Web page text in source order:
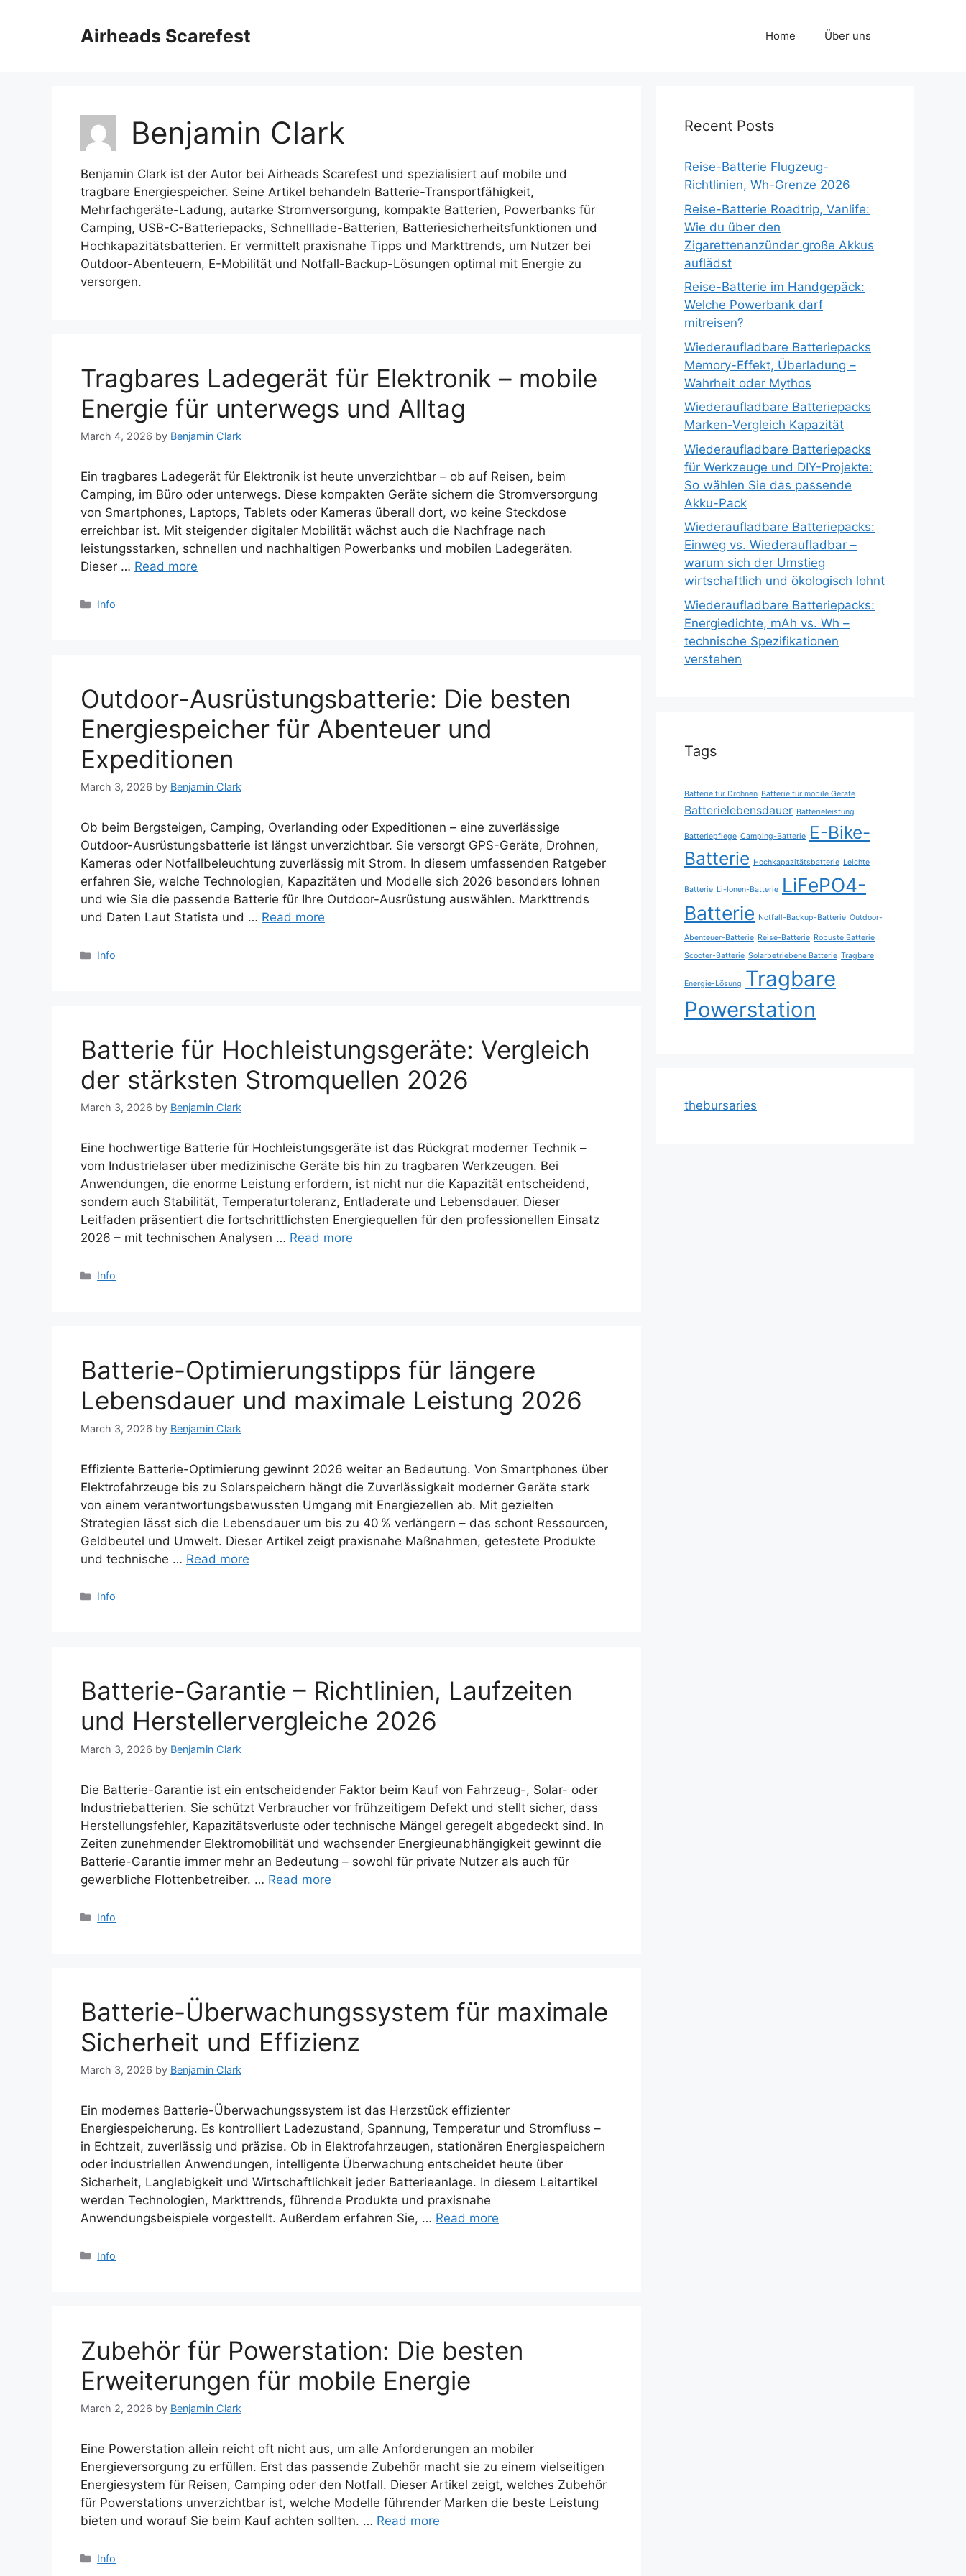
Airheads Scarefest Home Über uns
Benjamin Clark
Benjamin Clark ist der Autor bei Airheads Scarefest und spezialisiert auf mobile und
tragbare Energiespeicher. Seine Artikel behandeln Batterie-Transportfähigkeit,
Mehrfachgeräte-Ladung, autarke Stromversorgung, kompakte Batterien, Powerbanks für
Camping, USB-C-Batteriepacks, Schnelllade-Batterien, Batteriesicherheitsfunktionen und
Hochkapazitätsbatterien. Er vermittelt praxisnahe Tipps und Markttrends, um Nutzer bei
Outdoor-Abenteuern, E-Mobilität und Notfall-Backup-Lösungen optimal mit Energie zu
versorgen.
Tragbares Ladegerät für Elektronik – mobile
Energie für unterwegs und Alltag
March 4, 2026 by Benjamin Clark
Ein tragbares Ladegerät für Elektronik ist heute unverzichtbar – ob auf Reisen, beim
Camping, im Büro oder unterwegs. Diese kompakten Geräte sichern die Stromversorgung
von Smartphones, Laptops, Tablets oder Kameras überall dort, wo keine Steckdose
erreichbar ist. Mit steigender digitaler Mobilität wächst auch die Nachfrage nach
leistungsstarken, schnellen und nachhaltigen Powerbanks und mobilen Ladegeräten.
Dieser … Read more
Categories
Info
Outdoor-Ausrüstungsbatterie: Die besten
Energiespeicher für Abenteuer und
Expeditionen
March 3, 2026 by Benjamin Clark
Ob beim Bergsteigen, Camping, Overlanding oder Expeditionen – eine zuverlässige
Outdoor-Ausrüstungsbatterie ist längst unverzichtbar. Sie versorgt GPS-Geräte, Drohnen,
Kameras oder Notfallbeleuchtung zuverlässig mit Strom. In diesem umfassenden Ratgeber
erfahren Sie, welche Technologien, Kapazitäten und Modelle sich 2026 besonders lohnen
und wie Sie die passende Batterie für Ihre Outdoor-Ausrüstung auswählen. Markttrends
und Daten Laut Statista und … Read more
Categories
Info
Batterie für Hochleistungsgeräte: Vergleich
der stärksten Stromquellen 2026
March 3, 2026 by Benjamin Clark
Eine hochwertige Batterie für Hochleistungsgeräte ist das Rückgrat moderner Technik –
vom Industrielaser über medizinische Geräte bis hin zu tragbaren Werkzeugen. Bei
Anwendungen, die enorme Leistung erfordern, ist nicht nur die Kapazität entscheidend,
sondern auch Stabilität, Temperaturtoleranz, Entladerate und Lebensdauer. Dieser
Leitfaden präsentiert die fortschrittlichsten Energiequellen für den professionellen Einsatz
2026 – mit technischen Analysen … Read more
Categories
Info
Batterie-Optimierungstipps für längere
Lebensdauer und maximale Leistung 2026
March 3, 2026 by Benjamin Clark
Effiziente Batterie-Optimierung gewinnt 2026 weiter an Bedeutung. Von Smartphones über
Elektrofahrzeuge bis zu Solarspeichern hängt die Zuverlässigkeit moderner Geräte stark
von einem verantwortungsbewussten Umgang mit Energiezellen ab. Mit gezielten
Strategien lässt sich die Lebensdauer um bis zu 40 % verlängern – das schont Ressourcen,
Geldbeutel und Umwelt. Dieser Artikel zeigt praxisnahe Maßnahmen, getestete Produkte
und technische … Read more
Categories
Info
Batterie-Garantie – Richtlinien, Laufzeiten
und Herstellervergleiche 2026
March 3, 2026 by Benjamin Clark
Die Batterie-Garantie ist ein entscheidender Faktor beim Kauf von Fahrzeug-, Solar- oder
Industriebatterien. Sie schützt Verbraucher vor frühzeitigem Defekt und stellt sicher, dass
Herstellungsfehler, Kapazitätsverluste oder technische Mängel geregelt abgedeckt sind. In
Zeiten zunehmender Elektromobilität und wachsender Energieunabhängigkeit gewinnt die
Batterie-Garantie immer mehr an Bedeutung – sowohl für private Nutzer als auch für
gewerbliche Flottenbetreiber. … Read more
Categories
Info
Batterie-Überwachungssystem für maximale
Sicherheit und Effizienz
March 3, 2026 by Benjamin Clark
Ein modernes Batterie-Überwachungssystem ist das Herzstück effizienter
Energiespeicherung. Es kontrolliert Ladezustand, Spannung, Temperatur und Stromfluss –
in Echtzeit, zuverlässig und präzise. Ob in Elektrofahrzeugen, stationären Energiespeichern
oder industriellen Anwendungen, intelligente Überwachung entscheidet heute über
Sicherheit, Langlebigkeit und Wirtschaftlichkeit jeder Batterieanlage. In diesem Leitartikel
werden Technologien, Markttrends, führende Produkte und praxisnahe
Anwendungsbeispiele vorgestellt. Außerdem erfahren Sie, … Read more
Categories
Info
Zubehör für Powerstation: Die besten
Erweiterungen für mobile Energie
March 2, 2026 by Benjamin Clark
Eine Powerstation allein reicht oft nicht aus, um alle Anforderungen an mobiler
Energieversorgung zu erfüllen. Erst das passende Zubehör macht sie zu einem vielseitigen
Energiesystem für Reisen, Camping oder den Notfall. Dieser Artikel zeigt, welches Zubehör
für Powerstations unverzichtbar ist, welche Modelle führender Marken die beste Leistung
bieten und worauf Sie beim Kauf achten sollten. … Read more
Categories
Info
Recent Posts
Reise-Batterie Flugzeug-
Richtlinien, Wh-Grenze 2026
Reise-Batterie Roadtrip, Vanlife:
Wie du über den
Zigarettenanzünder große Akkus
auflädst
Reise-Batterie im Handgepäck:
Welche Powerbank darf
mitreisen?
Wiederaufladbare Batteriepacks
Memory-Effekt, Überladung –
Wahrheit oder Mythos
Wiederaufladbare Batteriepacks
Marken-Vergleich Kapazität
Wiederaufladbare Batteriepacks
für Werkzeuge und DIY-Projekte:
So wählen Sie das passende
Akku-Pack
Wiederaufladbare Batteriepacks:
Einweg vs. Wiederaufladbar –
warum sich der Umstieg
wirtschaftlich und ökologisch lohnt
Wiederaufladbare Batteriepacks:
Energiedichte, mAh vs. Wh –
technische Spezifikationen
verstehen
Tags
Batterie für Drohnen Batterie für mobile Geräte
Batterielebensdauer Batterieleistung
Batteriepflege Camping-Batterie E-Bike-
Batterie Hochkapazitätsbatterie Leichte
Batterie Li-Ionen-Batterie LiFePO4-
Batterie Notfall-Backup-Batterie Outdoor-
Abenteuer-Batterie Reise-Batterie Robuste Batterie
Scooter-Batterie Solarbetriebene Batterie Tragbare
Energie-Lösung Tragbare
Powerstation
thebursaries